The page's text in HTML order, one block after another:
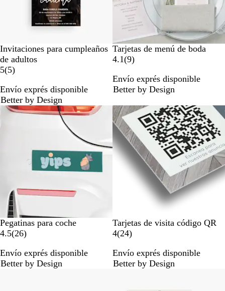
Invitaciones para cumpleaños
de adultos
5(55
e
s
e
)
Envío exprés disponible
Better by Design
Tarjetas de menú de boda
4.1(99
e
s
ñ
s
)
Envío exprés disponible
Better by Design
Opciones nuevas
Pegatinas para coche
4.5(262
r
e
)
Envío exprés disponible
Better by Design
Tarjetas de visita código QR
4(242
r
e
)
Envío exprés disponible
Better by Design